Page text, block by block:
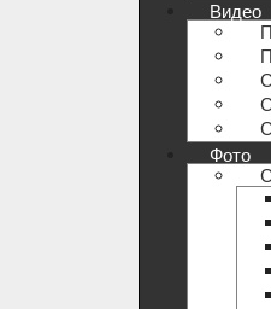
Видео
Фото